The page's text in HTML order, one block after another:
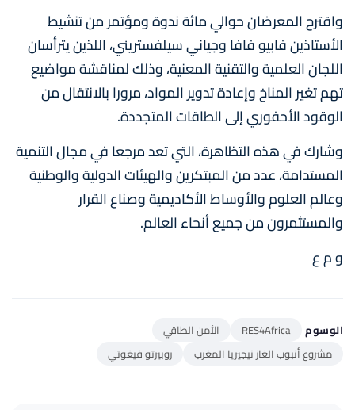
واقترح المعرضان حوالي مائة ندوة ومؤتمر من تنشيط
الأستاذين فابيو فافا وجياني سيلفستريني، اللذين يترأسان
اللجان العلمية والتقنية المعنية، وذلك لمناقشة مواضيع
تهم تغير المناخ وإعادة تدوير المواد، مرورا بالانتقال من
الوقود الأحفوري إلى الطاقات المتجددة.
وشارك في هذه التظاهرة، التي تعد مرجعا في مجال التنمية
المستدامة، عدد من المبتكرين والهيئات الدولية والوطنية
وعالم العلوم والأوساط الأكاديمية وصناع القرار
والمستثمرون من جميع أنحاء العالم.
و م ع
الوسوم RES4Africa
الأمن الطاقي
مشروع أنبوب الغاز نيجيريا المغرب
روبيرتو فيغوتي